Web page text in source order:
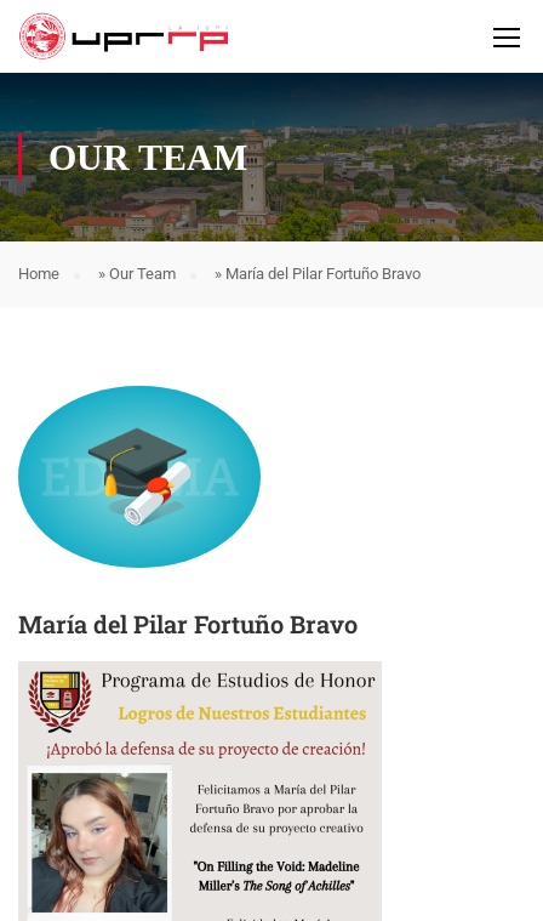
OUR TEAM
Home » Our Team » María del Pilar Fortuño Bravo
María del Pilar Fortuño Bravo